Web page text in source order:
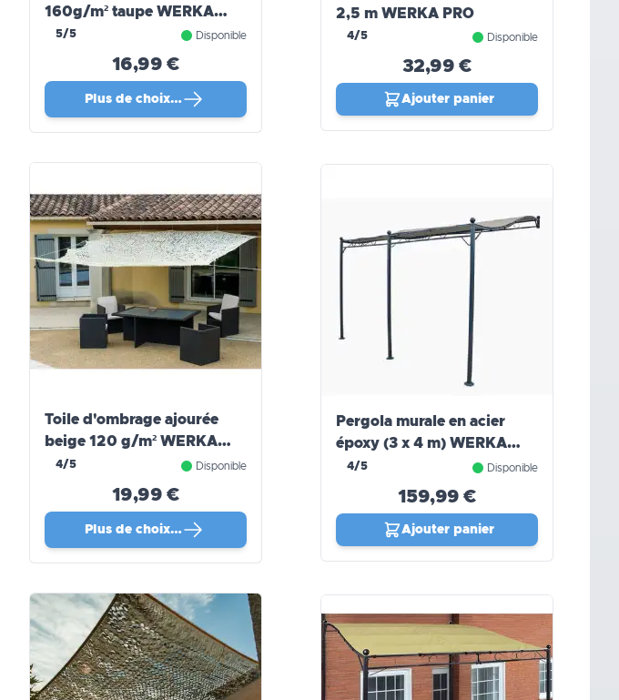
160g/m² taupe WERKA
PRO
5/5 Disponible
16,99 €
Plus de choix…
2,5 m WERKA PRO
4/5 Disponible
32,99 €
Ajouter panier
Toile d'ombrage ajourée
beige 120 g/m² WERKA
PRO
4/5 Disponible
19,99 €
Plus de choix…
Pergola murale en acier
époxy (3 x 4 m) WERKA
PRO
4/5 Disponible
159,99 €
Ajouter panier